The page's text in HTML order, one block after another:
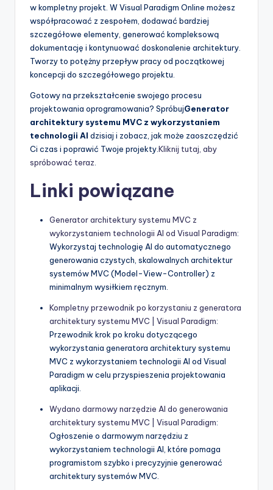
w kompletny projekt. W Visual Paradigm Online możesz
współpracować z zespołem, dodawać bardziej
szczegółowe elementy, generować kompleksową
dokumentację i kontynuować doskonalenie architektury.
Tworzy to potężny przepływ pracy od początkowej
koncepcji do szczegółowego projektu.
Gotowy na przekształcenie swojego procesu
projektowania oprogramowania? SpróbujGenerator
architektury systemu MVC z wykorzystaniem
technologii AI dzisiaj i zobacz, jak może zaoszczędzić
Ci czas i poprawić Twoje projekty.Kliknij tutaj, aby
spróbować teraz
Linki powiązane
Generator architektury systemu MVC z
wykorzystaniem technologii AI od Visual Paradigm:
Wykorzystaj technologię AI do automatycznego
generowania czystych, skalowalnych architektur
systemów MVC (Model-View-Controller) z
minimalnym wysiłkiem ręcznym.
Kompletny przewodnik po korzystaniu z generatora
architektury systemu MVC | Visual Paradigm:
Przewodnik krok po kroku dotyczącego
wykorzystania generatora architektury systemu
MVC z wykorzystaniem technologii AI od Visual
Paradigm w celu przyspieszenia projektowania
aplikacji.
Wydano darmowy narzędzie AI do generowania
architektury systemu MVC | Visual Paradigm:
Ogłoszenie o darmowym narzędziu z
wykorzystaniem technologii AI, które pomaga
programistom szybko i precyzyjnie generować
architektury systemów MVC.